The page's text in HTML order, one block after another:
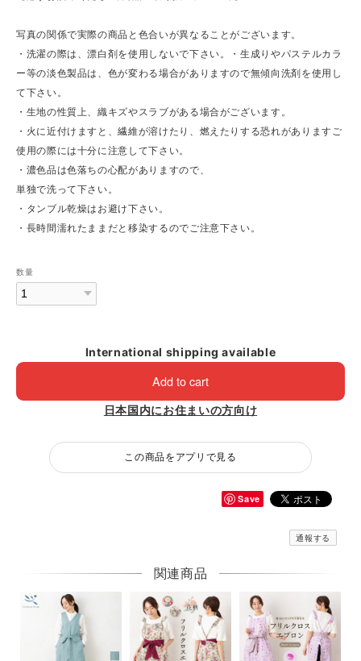
写真の関係で実際の商品と色合いが異なることがございます。
・洗濯の際は、漂白剤を使用しないで下さい。・生成りやパステルカラ
ー等の淡色製品は、色が変わる場合がありますので無傾向洗剤を使用し
て下さい。
・生地の性質上、織キズやスラブがある場合がございます。
・火に近付けますと、繊維が溶けたり、燃えたりする恐れがありますご
使用の際には十分に注意して下さい。
・濃色品は色落ちの心配がありますので、
単独で洗って下さい。
・タンブル乾燥はお避け下さい。
・長時間濡れたままだと移染するのでご注意下さい。
数量
International shipping available
Add to cart
日本国内にお住まいの方向け
この商品をアプリで見る
Save
通報する
関連商品